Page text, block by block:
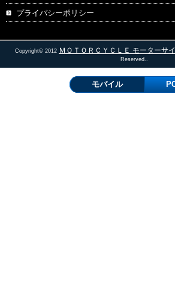
プライバシーポリシー
Copyright© 2012 ＭＯＴＯＲＣＹＣＬＥ モーターサ
Reserved..
モバイル